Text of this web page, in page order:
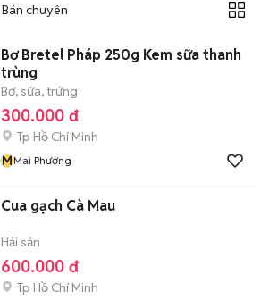
Bán chuyên
Bơ Bretel Pháp 250g Kem sữa thanh
trùng
Bơ, sữa, trứng
300.000 đ
Tp Hồ Chí Minh
MMai Phương
Cua gạch Cà Mau
Hải sản
600.000 đ
Tp Hồ Chí Minh